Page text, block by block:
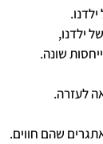
ילדנו,
שונה.
לעזרה.
שהם חווים.